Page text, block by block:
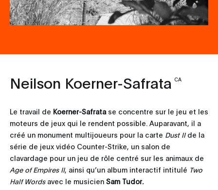
Neilson Koerner-Safrata CA
Le travail de Koerner-Safratase concentre sur le jeu et les
moteurs de jeux qui le rendent possible. Auparavant, il a
créé un monument multijoueurs pour la carte Dust IIde la
série de jeux vidéo Counter-Strike, un salon de
clavardage pour un jeu de rôle centré sur les animaux de
Age of Empires II, ainsi qu’un album interactif intitulé Two
Half Wordsavec le musicien Sam Tudor.